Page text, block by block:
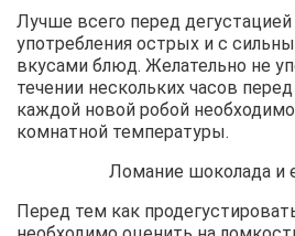
Лучше всего перед
употребления острых и с
вкусами блюд. Желательно не
течении нескольких часов
каждой новой робой
комнатной температуры.
Ломание шоколада и
Перед тем как